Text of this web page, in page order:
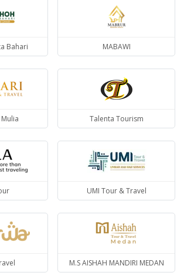
Bahari MABAWI
Talenta Tourism
UMI Tour & Travel
M.S AISHAH MANDIRI MEDAN